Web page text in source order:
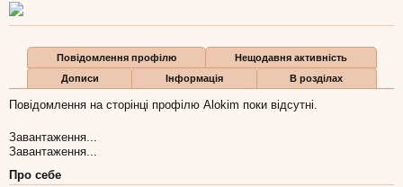
Повідомлення профілю
Нещодавня активність
Дописи
Інформація В розділах
Повідомлення на сторінці профілю Alokim поки відсутні.
Завантаження...
Завантаження...
Про себе